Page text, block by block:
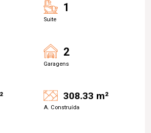
1
Suite
2
Garagens
308.33 m²
A. Construída